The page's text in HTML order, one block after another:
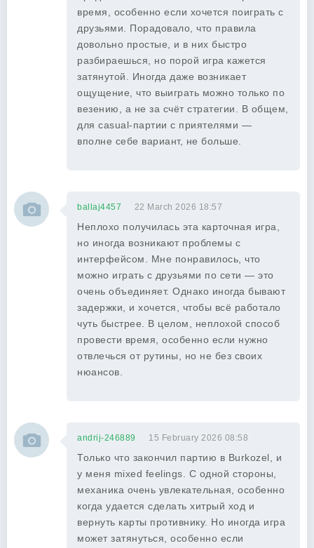
время, особенно если хочется поиграть с
друзьями. Порадовало, что правила
довольно простые, и в них быстро
разбираешься, но порой игра кажется
затянутой. Иногда даже возникает
ощущение, что выиграть можно только по
везению, а не за счёт стратегии. В общем,
для casual-партии с приятелями —
вполне себе вариант, не больше.
ballaj4457 22 March 2026 18:57
Неплохо получилась эта карточная игра,
но иногда возникают проблемы с
интерфейсом. Мне понравилось, что
можно играть с друзьями по сети — это
очень объединяет. Однако иногда бывают
задержки, и хочется, чтобы всё работало
чуть быстрее. В целом, неплохой способ
провести время, особенно если нужно
отвлечься от рутины, но не без своих
нюансов.
andrij-246889 15 February 2026 08:58
Только что закончил партию в Burkozel, и
у меня mixed feelings. С одной стороны,
механика очень увлекательная, особенно
когда удается сделать хитрый ход и
вернуть карты противнику. Но иногда игра
может затянуться, особенно если